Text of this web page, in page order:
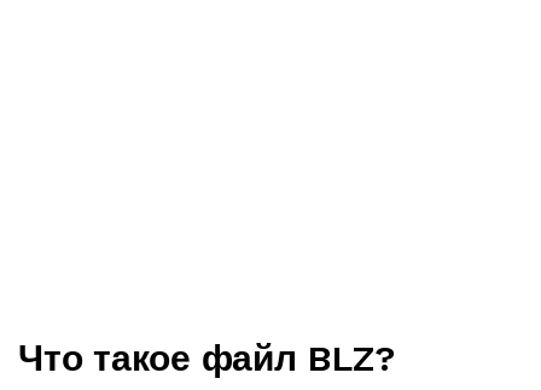
Что такое файл BLZ?